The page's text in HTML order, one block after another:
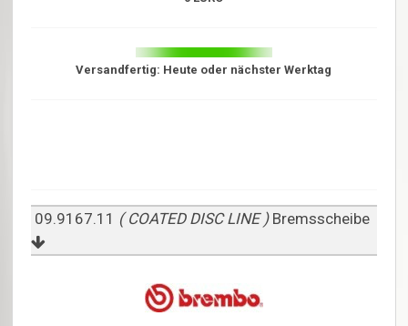
Versandfertig: Heute oder nächster Werktag
09.9167.11 ( COATED DISC LINE ) Bremsscheibe